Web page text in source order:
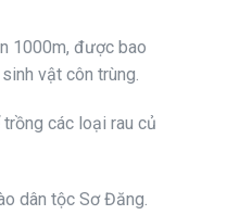
1000m, được bao
vật côn trùng.
các loại rau củ
dân tộc Sơ Đăng.